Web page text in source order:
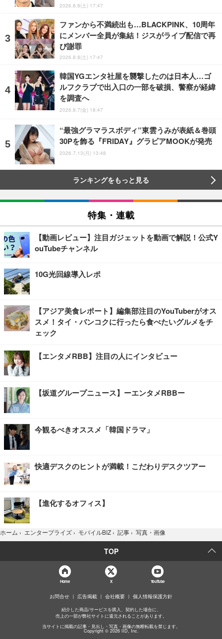
2026.8.8(土) 17:47
ファンから不満続出も…BLACKPINK、10周年
にメンバー全員が集結！ジスがライブ配信で再
び謝罪
2026.8.8(土) 17:47
韓国YGエンタ社屋を襲撃したのは日本人…ゴ
ルフクラブで出入口の一部を破損、警察が経緯
を調査へ
2026.8.7(金) 18:47
“最強グラマラスボディ”東雲うみが表紙＆巻頭
30Pを飾る『FRIDAY』グラビアMOOKが発売
2026.7.13(月) 13:48
ランキングをもっと見る
特集・連載
【動画レビュー】注目ガジェットを動画で解説！公式Y
ouTubeチャンネル
10G光回線導入レポ
【アジア美食レポート】編集部注目のYouTuberがオス
スメ！タイ・バンコクに行ったら食べたいグルメをチ
ェック
【エンタメRBB】注目の人にインタビュー
【坂道グループニュース】ーエンタメRBBー
今観るべきオススメ「韓国ドラマ」
快適デスクのヒントが満載！こだわりデスクツアー
【進化するオフィス】
ホーム › エンタープライズ › モバイルBIZ › 記事 › 写真・画像
TOP
Home X YouTube
お問合せ 広告掲載 会社概要 個人情報保護方針
紹介した商品/サービスを購入、契約した場合に、
売上の一部が弊社サイトに還元されることがあります。
当サイトに掲載の記事・見出し・写真・画像の無断転載を禁じます。
Copyright © 2026 IID, Inc.